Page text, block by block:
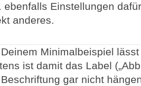
ebenfalls Einstellungen
anderes.
Minimalbeispiel
ist damit das Label
gar nicht